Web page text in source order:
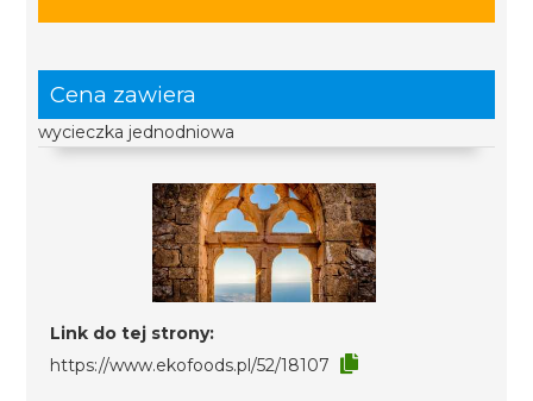
Cena zawiera
wycieczka jednodniowa
Link do tej strony:
https://www.ekofoods.pl/52/18107